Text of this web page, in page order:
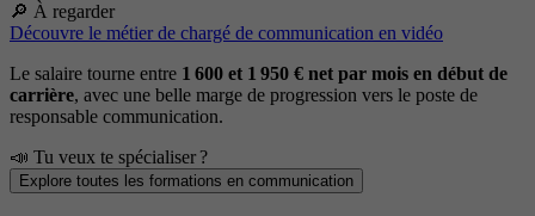
🔎 À regarder
Découvre le métier de chargé de communication en vidéo
Le salaire tourne entre 1 600 et 1 950 € net par mois en début de
carrière, avec une belle marge de progression vers le poste de
responsable communication.
📣 Tu veux te spécialiser ?
Explore toutes les formations en communication